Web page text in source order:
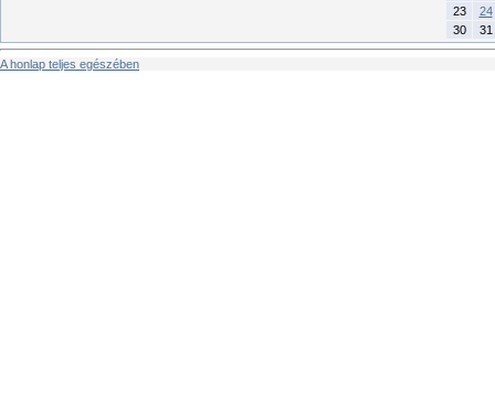
23
24
30
31
A honlap teljes egészében